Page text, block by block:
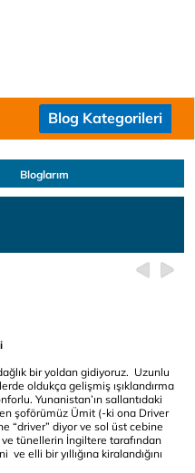
Blog Kategorileri
Bloglarım
bir yoldan gidiyoruz. Uzunlu
oldukça gelişmiş ışıklandırma
Yunanistan’ın sallantıdaki
şoförümüz Ümit (-ki ona Driver
“driver” diyor ve sol üst cebine
ve tünellerin İngiltere tarafından
elli bir yıllığına kiralandığını